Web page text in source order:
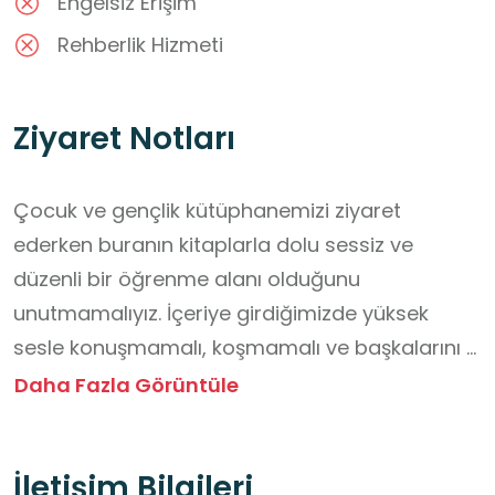
Rehberlik Hizmeti
Ziyaret Notları
Çocuk ve gençlik kütüphanemizi ziyaret
ederken buranın kitaplarla dolu sessiz ve
düzenli bir öğrenme alanı olduğunu
unutmamalıyız. İçeriye girdiğimizde yüksek
sesle konuşmamalı, koşmamalı ve başkalarını
rahatsız edecek davranışlardan kaçınmalıyız.
kullanmalı ve aldığımız kitabı mutlaka yerine
Daha Fazla Görüntüle